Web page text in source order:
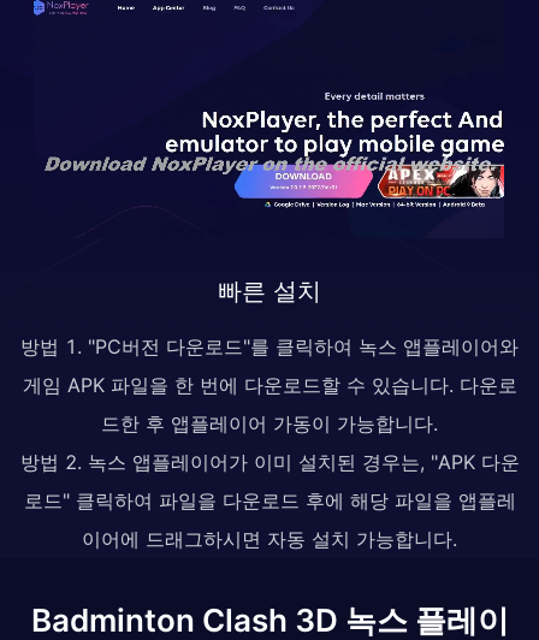
빠른 설치
방법 1. "PC버전 다운로드"를 클릭하여 녹스 앱플레이어와
게임 APK 파일을 한 번에 다운로드할 수 있습니다. 다운로
드한 후 앱플레이어 가동이 가능합니다.
방법 2. 녹스 앱플레이어가 이미 설치된 경우는, "APK 다운
로드" 클릭하여 파일을 다운로드 후에 해당 파일을 앱플레
이어에 드래그하시면 자동 설치 가능합니다.
Badminton Clash 3D 녹스 플레이